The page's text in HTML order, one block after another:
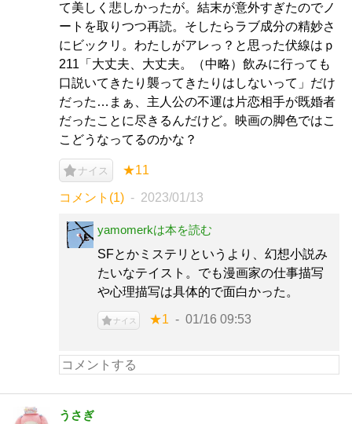
て美しく悲しかったが。結末が意外すぎたのでノ
ートを取りつつ再読。そしたらラブ成分の精妙さ
にビックリ。わたしがアレっ？と思った伏線はｐ
211「大丈夫、大丈夫。（中略）飲みに行っても
口説いてきたり襲ってきたりはしないって」だけ
だった…まぁ、主人公の不運は片恋相手が既婚者
だったことに尽きるんだけど。映画の脚色ではこ
こどうなってるのかな？
ナイス ★11
コメント(1) 2023/01/13
yamomerkは本を読む
SFとかミステリというより、幻想小説み
たいなテイスト。でも漫画家の仕事描写
や心理描写は具体的で面白かった。
ナイス ★1 01/16 09:53
うさぎ